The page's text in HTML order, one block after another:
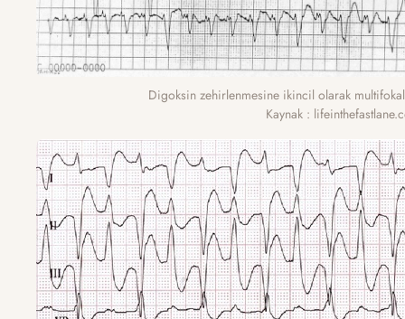
Digoksin zehirlenmesine ikincil olarak
Kaynak :